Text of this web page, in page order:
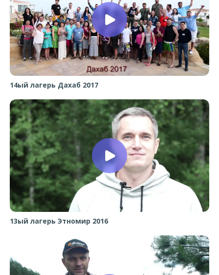
14ый лагерь Дахаб 2017
13ый лагерь Этномир 2016